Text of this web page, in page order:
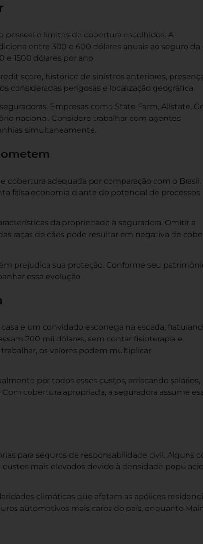
pessoal e limites de cobertura escolhidos. A
entre 300 e 600 dólares anuais ao seguro da
e 1500 dólares por ano.
score, histórico de sinistros anteriores,
consideradas perigosas e localização geográfica.
Empresas como State Farm, Allstate,
nacional. Considere trabalhar com agentes
simultaneamente.
cobertura adequada por comparação com o Brasil.
falsa economia diante do potencial de processos
da propriedade à seguradora. Omitir a
raças de cães pode resultar em negativa de
prejudica sua proteção. Conforme seu
essa evolução.
e um convidado escorrega na escada,
200 mil dólares, sem contar fisioterapia e
trabalhar, os valores podem multiplicar
por todos esses custos, arriscando salários,
cobertura apropriada, a seguradora assume
para seguros de responsabilidade civil. Alguns
custos mais elevados devido à densidade
climáticas que afetam as apólices
automotivos mais caros do país, enquanto